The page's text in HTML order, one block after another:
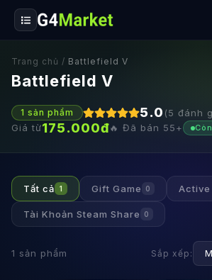
Trang chủ / Battlefield V
Battlefield V
1 sản phẩm 5.0 (5 đánh
Giá từ175.000đ🔥 Đã bán 55+
Tất cả 1 Gift Game 0 Active
Tài Khoản Steam Share 0
1 sản phẩm Sắp xếp: